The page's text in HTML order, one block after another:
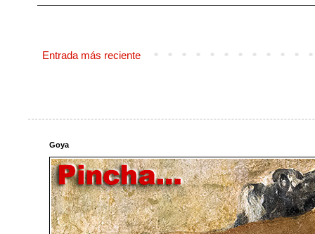
Entrada más reciente
Goya